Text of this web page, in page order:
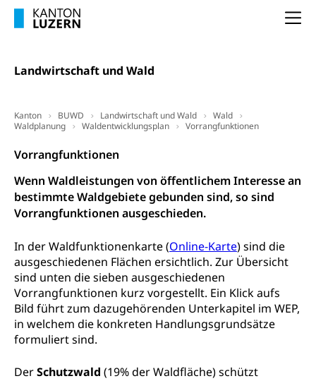
Landwirtschaft und Wald
Kanton BUWD Landwirtschaft und Wald
Wald
Waldplanung
Waldentwicklungsplan Vorrangfunktionen
Vorrangfunktionen
Wenn Waldleistungen von öffentlichem Interesse an
bestimmte Waldgebiete gebunden sind, so sind
Vorrangfunktionen ausgeschieden.
In der Waldfunktionenkarte (Online-Karte) sind die
ausgeschiedenen Flächen ersichtlich. Zur Übersicht
sind unten die sieben ausgeschiedenen
Vorrangfunktionen kurz vorgestellt. Ein Klick aufs
Bild führt zum dazugehörenden Unterkapitel im WEP,
in welchem die konkreten Handlungsgrundsätze
formuliert sind.
DerSchutzwald (19% der Waldfläche) schützt
AHV-Altersrente (WAS Luzern)
Menschen mit Behinderungen
Kultur und Medien
Bücher, Bundesarchiv, Landesbibliothek
Staatsarchiv Luzern
Zentral- und Hochschulbibliothek
Archiv der Denkmalpflege
Kulturelle Einrichtungen
Museen, Theater, Bibliotheken
Dienststelle Kultur
Kunst & Kultur (Luzern Tourismus)
Kulturförderung
Kulturpolitik, Sprachförderung, Denkmalpflege,
kulturelles Angebot, Kulturerbe, kulturelles Erbe,
Nachwuchsförderung, Vermittlung, Selektive
Werkbeitrag, Produktionsbeitrag, Recherche,
Bildende Kunst, Angewandte Kunst, Theater/Tanz,
Musik, Entwicklung, Programmbeiträge,
Filmförderung, Regionale Förderfonds,
Werkankäufe, Kunstankäufe, Kunst und Bau, Schule
und Kultur, Kulturgesuche, Kulturvermittlung
Kulturförderung und Vermittlung
Mobilität